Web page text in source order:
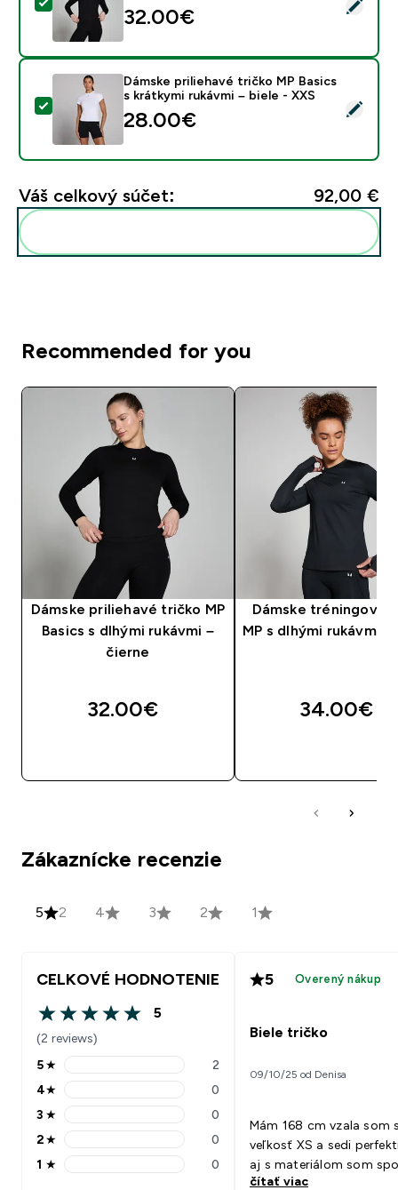
Vybrať tento produkt - Dámske priliehavé tričko MP
32.00€‎
Vybrať tento produkt - Dámske priliehavé tričko MP
Dámske priliehavé tričko MP Basics
s krátkymi rukávmi – biele - XXS
28.00€‎
Váš celkový súčet: 92,00 €‎
Recommended for you
Dámske priliehavé tričko MP
Basics s dlhými rukávmi –
čierne
32.00€‎
Dámske tréningové
MP s dlhými rukávmi –
34.00€‎
Zákaznícke recenzie
5 2 4 3 2 1
CELKOVÉ HODNOTENIE
5 out of 5 stars
5
(2 reviews)
5 stars rating 2 reviews
5★ 2
4 stars rating 0 reviews
4★ 0
3 stars rating 0 reviews
3 ★ 0
2 stars rating 0 reviews
2★ 0
1 stars rating 0 reviews
1 ★ 0
5 Overený nákup
Biele tričko
09/10/25 od Denisa
Mám 168 cm vzala som
veľkosť XS a sedi
aj s materiálom som
čítať viac